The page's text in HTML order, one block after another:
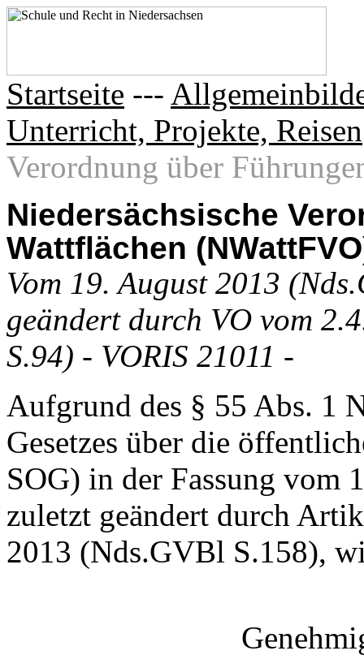
Startseite ---
Unterricht, Projekte, Reisen
Verordnung über
Niedersächsische
Wattflächen
Vom 19. August 2013
geändert durch VO vom
S.94) - VORIS 21011 -
Aufgrund des § 55 Abs. 1
Gesetzes über die
SOG) in der Fassung vom
zuletzt geändert durch
2013 (Nds.GVBl S.158),